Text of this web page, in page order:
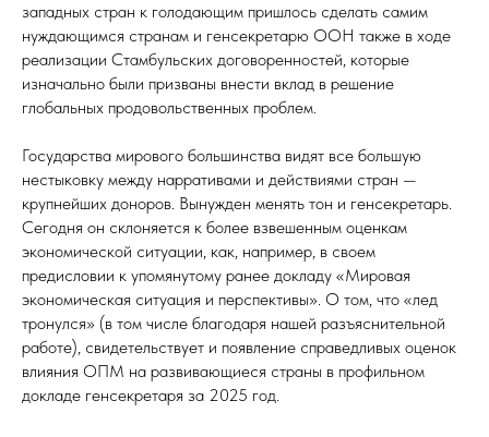
западных стран к голодающим пришлось сделать самим
нуждающимся странам и генсекретарю ООН также в ходе
реализации Стамбульских договоренностей, которые
изначально были призваны внести вклад в решение
глобальных продовольственных проблем.
Государства мирового большинства видят все большую
нестыковку между нарративами и действиями стран —
крупнейших доноров. Вынужден менять тон и генсекретарь.
Сегодня он склоняется к более взвешенным оценкам
экономической ситуации, как, например, в своем
предисловии к упомянутому ранее докладу «Мировая
экономическая ситуация и перспективы». О том, что «лед
тронулся» (в том числе благодаря нашей разъяснительной
работе), свидетельствует и появление справедливых оценок
влияния ОПМ на развивающиеся страны в профильном
докладе генсекретаря за 2025 год.